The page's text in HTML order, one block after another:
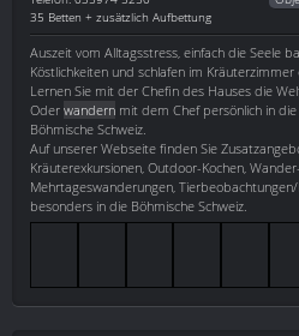
35 Betten + zusätzlich Aufbettung
Auszeit vom Alltagsstress, einfach die Seele
Köstlichkeiten und schlafen im
Lernen Sie mit der Chefin des Hauses die
Oder wandern mit dem Chef persönlich in
Böhmische Schweiz.
Auf unserer Webseite finden Sie
Kräuterexkursionen, Outdoor-Kochen,
Mehrtageswanderungen,
besonders in die Böhmische Schweiz.